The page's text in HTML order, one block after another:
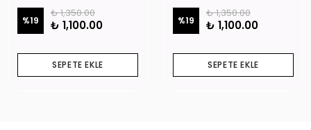
%19
₺ 1,350.00
₺ 1,100.00
SEPETE EKLE
%19
₺ 1,350.00
₺ 1,100.00
SEPETE EKLE